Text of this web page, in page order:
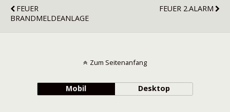
FEUER
BRANDMELDEANLAGE
FEUER 2.ALARM
Zum Seitenanfang
Mobil Desktop